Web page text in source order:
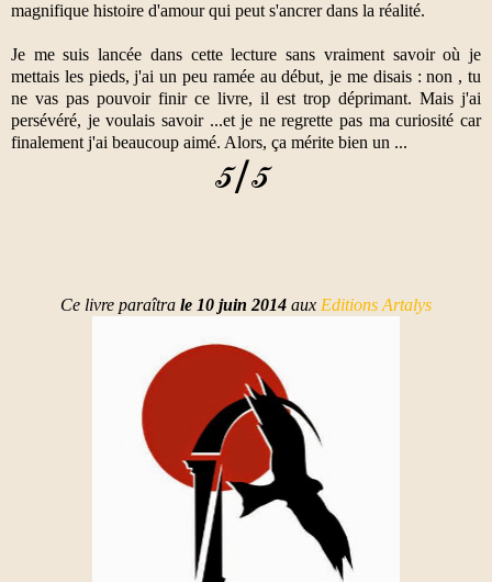
magnifique histoire d'amour qui peut s'ancrer dans la réalité.
Je me suis lancée dans cette lecture sans vraiment savoir où je
mettais les pieds, j'ai un peu ramée au début, je me disais : non , tu
ne vas pas pouvoir finir ce livre, il est trop déprimant. Mais j'ai
persévéré, je voulais savoir ...et je ne regrette pas ma curiosité car
finalement j'ai beaucoup aimé. Alors, ça mérite bien un ...
Ce livre paraîtra le 10 juin 2014 aux Editions Artalys